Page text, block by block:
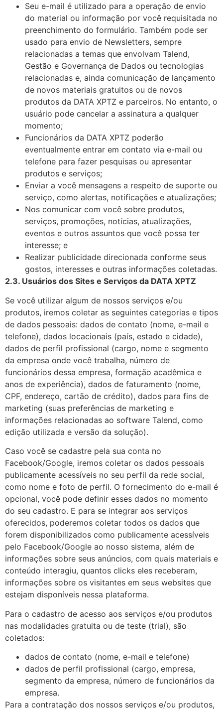
Seu e-mail é utilizado para a operação de envio
do material ou informação por você requisitada no
preenchimento do formulário. Também pode ser
usado para envio de Newsletters, sempre
relacionadas a temas que envolvam Talend,
Gestão e Governança de Dados ou tecnologias
relacionadas e, ainda comunicação de lançamento
de novos materiais gratuitos ou de novos
produtos da DATA XPTZ e parceiros. No entanto, o
usuário pode cancelar a assinatura a qualquer
momento;
Funcionários da DATA XPTZ poderão
eventualmente entrar em contato via e-mail ou
telefone para fazer pesquisas ou apresentar
produtos e serviços;
Enviar a você mensagens a respeito de suporte ou
serviço, como alertas, notificações e atualizações;
Nos comunicar com você sobre produtos,
serviços, promoções, notícias, atualizações,
eventos e outros assuntos que você possa ter
interesse; e
Realizar publicidade direcionada conforme seus
gostos, interesses e outras informações coletadas.
2.3. Usuários dos Sites e Serviços da DATA XPTZ
Se você utilizar algum de nossos serviços e/ou
produtos, iremos coletar as seguintes categorias e tipos
de dados pessoais: dados de contato (nome, e-mail e
telefone), dados locacionais (país, estado e cidade),
dados de perfil profissional (cargo, nome e segmento
da empresa onde você trabalha, número de
funcionários dessa empresa, formação acadêmica e
anos de experiência), dados de faturamento (nome,
CPF, endereço, cartão de crédito), dados para fins de
marketing (suas preferências de marketing e
informações relacionadas ao software Talend, como
edição utilizada e versão da solução).
Caso você se cadastre pela sua conta no
Facebook/Google, iremos coletar os dados pessoais
publicamente acessíveis no seu perfil da rede social,
como nome e foto de perfil. O fornecimento do e-mail é
opcional, você pode definir esses dados no momento
do seu cadastro. E para se integrar aos serviços
oferecidos, poderemos coletar todos os dados que
forem disponibilizados como publicamente acessíveis
pelo Facebook/Google ao nosso sistema, além de
informações sobre seus anúncios, com quais materiais e
conteúdo interagiu, quantos clicks eles receberam,
informações sobre os visitantes em seus websites que
estejam disponíveis nessa plataforma.
Para o cadastro de acesso aos serviços e/ou produtos
nas modalidades gratuita ou de teste (trial), são
coletados:
dados de contato (nome, e-mail e telefone)
dados de perfil profissional (cargo, empresa,
segmento da empresa, número de funcionários da
empresa.
Para a contratação dos nossos serviços e/ou produtos,